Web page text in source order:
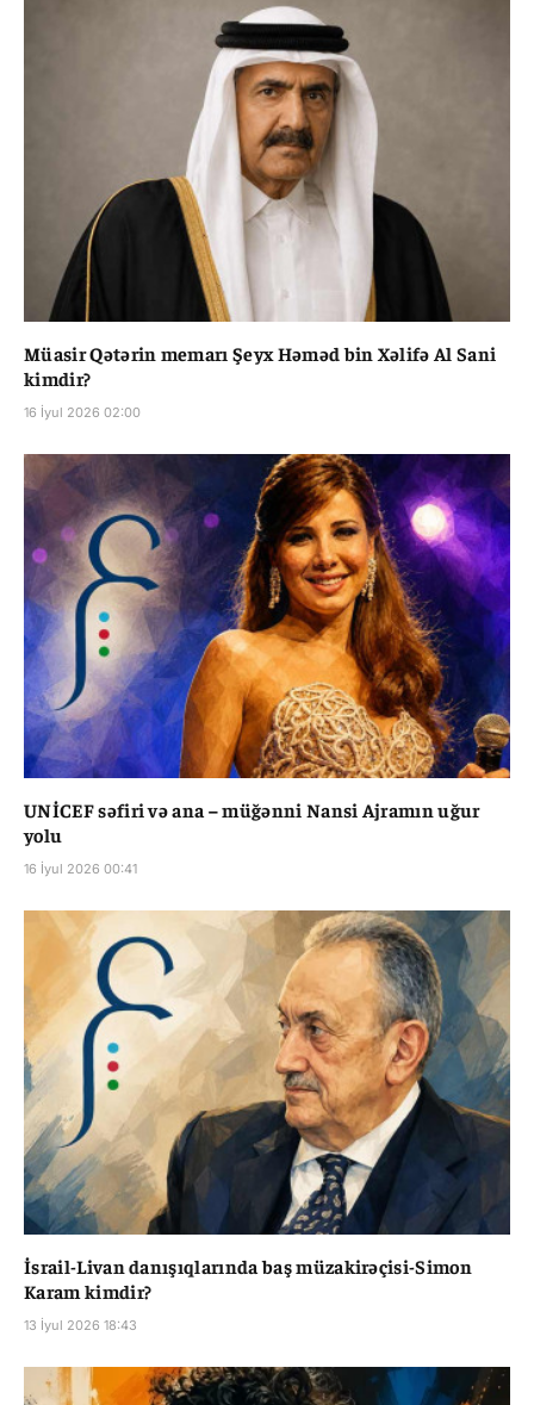
Müasir Qətərin memarı Şeyx Həməd bin Xəlifə Al Sani
kimdir?
16 İyul 2026 02:00
UNİCEF səfiri və ana – müğənni Nansi Ajramın uğur
yolu
16 İyul 2026 00:41
İsrail-Livan danışıqlarında baş müzakirəçisi-Simon
Karam kimdir?
13 İyul 2026 18:43